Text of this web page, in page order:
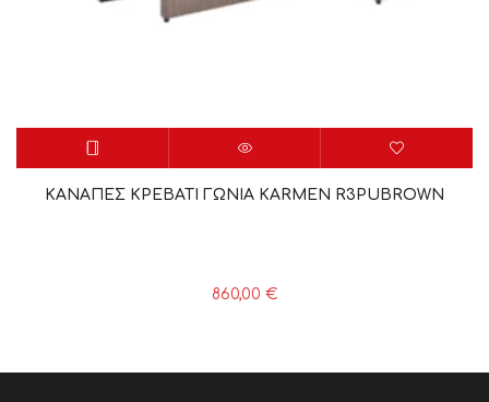
ΚΑΝΑΠΕΣ ΚΡΕΒΑΤΙ ΓΩΝΙΑ KARMEN R3PUBROWN
860,00 €